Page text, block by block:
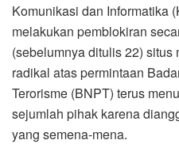
Komunikasi dan Informatika
melakukan pemblokiran
(sebelumnya ditulis 22)
radikal atas permintaan
Terorisme (BNPT) terus
sejumlah pihak karena
yang semena-mena.